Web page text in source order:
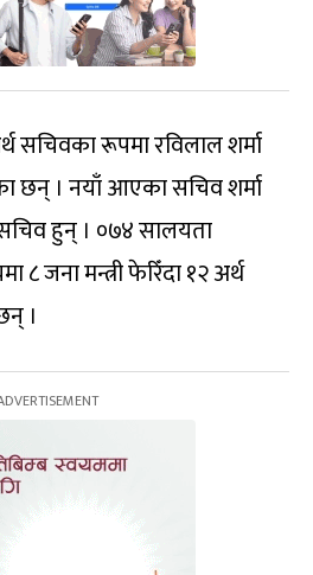
सचिवका रूपमा रविलाल शर्मा
छन् । नयाँ आएका सचिव शर्मा
हुन् । ०७४ सालयता
८ जना मन्त्री फेरिँदा १२ अर्थ
।